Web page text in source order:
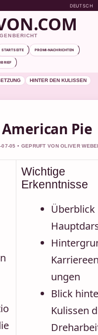
DEUTSCH
STARTSEITE PROMI-NACHRICHTEN
HINTER DEN KULISSEN
Pie
05 • GEPRUFT VON OLIVER
Wichtige
Erkenntnisse
Überblick
ungen
Blick
Kulissen